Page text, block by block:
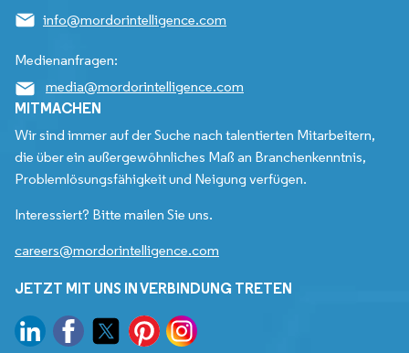
info@mordorintelligence.com
Medienanfragen:
media@mordorintelligence.com
MITMACHEN
Wir sind immer auf der Suche nach talentierten Mitarbeitern,
die über ein außergewöhnliches Maß an Branchenkenntnis,
Problemlösungsfähigkeit und Neigung verfügen.
Interessiert? Bitte mailen Sie uns.
careers@mordorintelligence.com
JETZT MIT UNS IN VERBINDUNG TRETEN